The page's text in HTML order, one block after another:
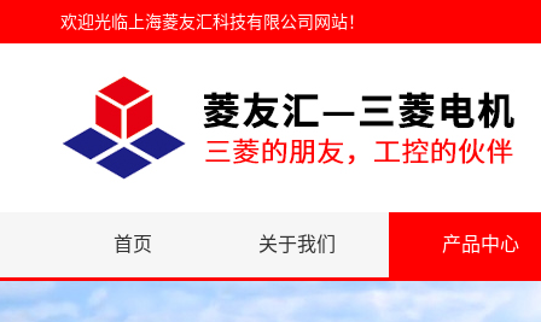
欢迎光临 上海菱友汇科技有限公司网站！
首页 关于我们 产品中心